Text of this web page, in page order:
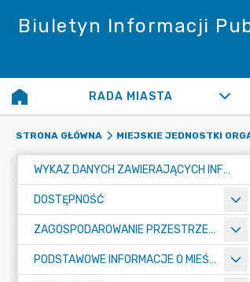
Biuletyn Informacji
RADA MIASTA
STRONA GŁÓWNA MIEJSKIE JEDNOSTKI
WYKAZ DANYCH ZAWIERAJĄCYCH INFORMACJE O ŚRODOWISKU I JEGO OCHRONIE
DOSTĘPNOŚĆ
ZAGOSPODAROWANIE PRZESTRZENNE
PODSTAWOWE INFORMACJE O MIEŚCIE